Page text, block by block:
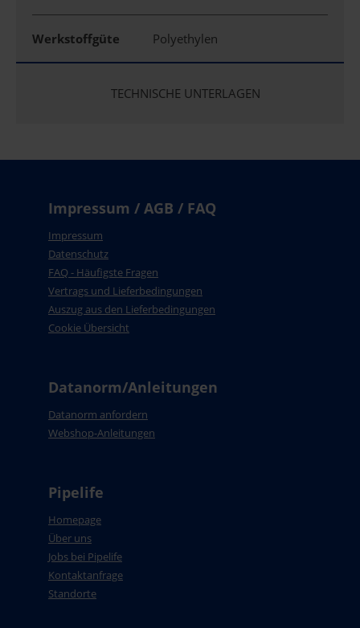
Werkstoffgüte Polyethylen
TECHNISCHE UNTERLAGEN
Impressum / AGB / FAQ
Impressum
Datenschutz
FAQ - Häufigste Fragen
Vertrags und Lieferbedingungen
Auszug aus den Lieferbedingungen
Cookie Übersicht
Datanorm/Anleitungen
Datanorm anfordern
Webshop-Anleitungen
Pipelife
Homepage
Über uns
Jobs bei Pipelife
Kontaktanfrage
Standorte